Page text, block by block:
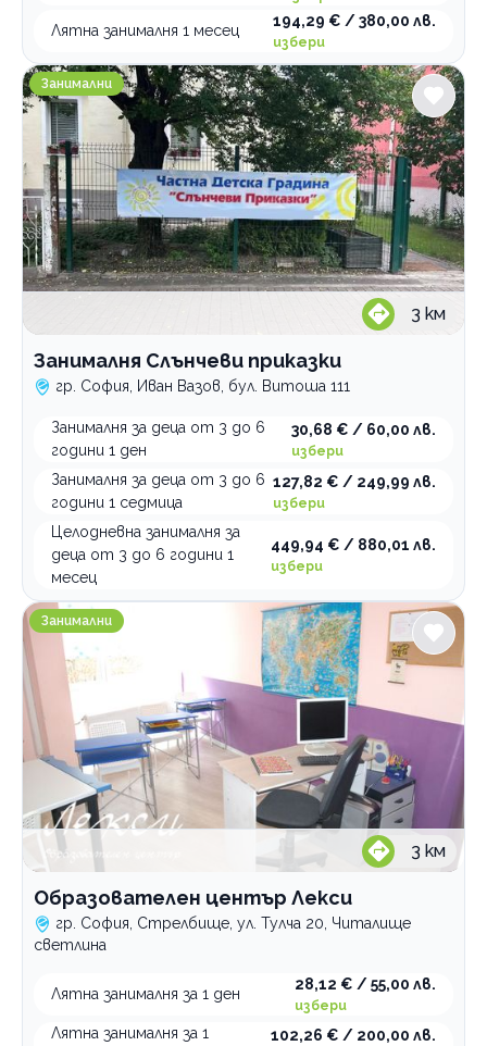
Лятна занималня 1 месец
194,29 € / 380,00 лв.
избери
Занималня Слънчеви приказки
Занимални
3 км
Занималня Слънчеви приказки
гр. София, Иван Вазов, бул. Витоша 111
Занималня за деца от 3 до 6
години 1 ден
30,68 € / 60,00 лв.
избери
Занималня за деца от 3 до 6
години 1 седмица
127,82 € / 249,99 лв.
избери
Целодневна занималня за
деца от 3 до 6 години 1
месец
449,94 € / 880,01 лв.
избери
Образователен център Лекси
Занимални
3 км
Образователен център Лекси
гр. София, Стрелбище, ул. Тулча 20, Читалище
светлина
Лятна занималня за 1 ден
28,12 € / 55,00 лв.
избери
Лятна занималня за 1
102,26 € / 200,00 лв.